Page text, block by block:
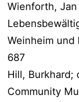
Wienforth,
Weinheim und
687
Hill, Burkhard;
Community